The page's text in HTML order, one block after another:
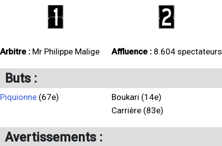
1 2
Arbitre : Mr Philippe Malige Affluence : 8.604 spectateurs
Buts :
Piquionne (67e)
Boukari (14e)
Carrière (83e)
Avertissements :